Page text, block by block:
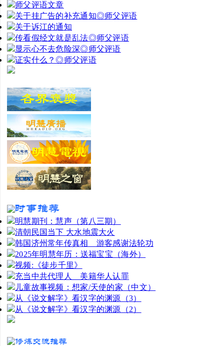
师父评语文章
关于挂广告的补充通知◎师父评语
关于诉江的通知
传看假经文就是乱法◎师父评语
显示心不去危险深◎师父评语
证实什么？◎师父评语
明慧期刊：慧声（第八三期）
清朝民国当下 大水地震大火
韩国济州常年传真相 游客感谢法轮功
2025年明慧年历：送福宝宝（海外）
视频:《徒步千里》
充当中共代理人 美籍华人认罪
儿童故事视频：想家/天使的家（中文）
从《说文解字》看汉字的渊源（3）
从《说文解字》看汉字的渊源（2）